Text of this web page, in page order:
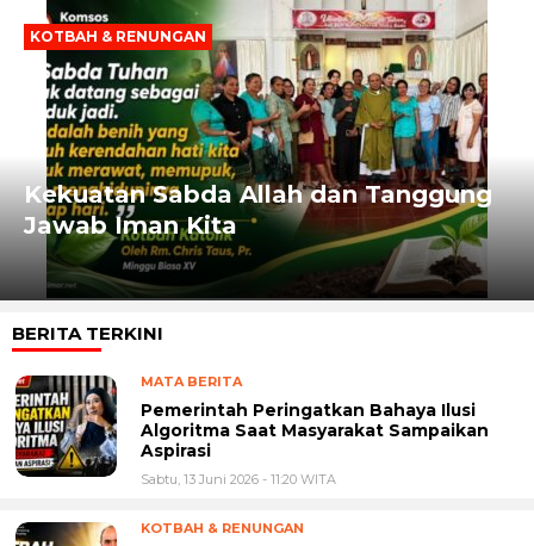
KOTBAH & RENUNGAN
Kekuatan Sabda Allah dan Tanggung
Jawab Iman Kita
BERITA TERKINI
MATA BERITA
Pemerintah Peringatkan Bahaya Ilusi
Algoritma Saat Masyarakat Sampaikan
Aspirasi
Sabtu, 13 Juni 2026 - 11:20 WITA
KOTBAH & RENUNGAN